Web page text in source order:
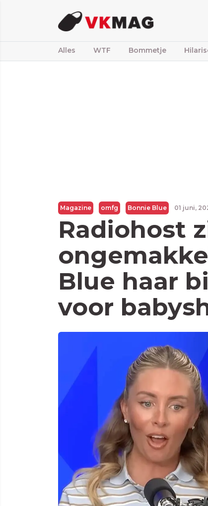
Alles WTF Bommetje
Magazine omfg Bonnie Blue 01 juni,
Radiohost
Blue haar
voor